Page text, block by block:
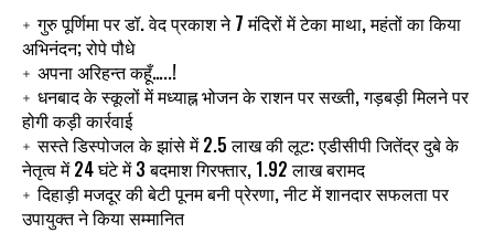
गुरु पूर्णिमा पर डॉ. वेद प्रकाश ने 7 मंदिरों में टेका माथा, महंतों का किया
अभिनंदन; रोपे पौधे
अपना अरिहन्त कहूँ…..!
धनबाद के स्कूलों में मध्याह्न भोजन के राशन पर सख्ती, गड़बड़ी मिलने पर
होगी कड़ी कार्रवाई
सस्ते डिस्पोजल के झांसे में 2.5 लाख की लूट: एडीसीपी जितेंद्र दुबे के
नेतृत्व में 24 घंटे में 3 बदमाश गिरफ्तार, 1.92 लाख बरामद
दिहाड़ी मजदूर की बेटी पूनम बनी प्रेरणा, नीट में शानदार सफलता पर
उपायुक्त ने किया सम्मानित